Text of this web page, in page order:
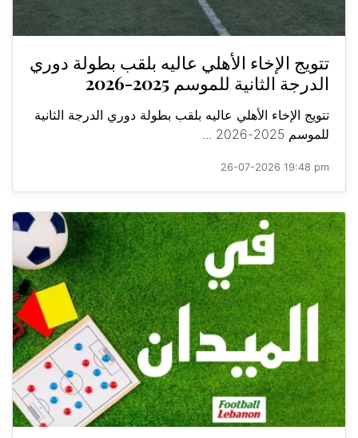
تتويج الإخاء الأهلي عاليه بلقب بطولة دوري
الدرجة الثانية للموسم 2025-2026
تتويج الإخاء الأهلي عاليه بلقب بطولة دوري الدرجة الثانية
للموسم 2025-2026 ...
26-07-2026 19:48 pm